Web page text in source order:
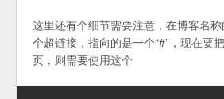
这里还有个细节需要注意，在博客名
个超链接，指向的是一个“#”，现在要
页，则需要使用这个